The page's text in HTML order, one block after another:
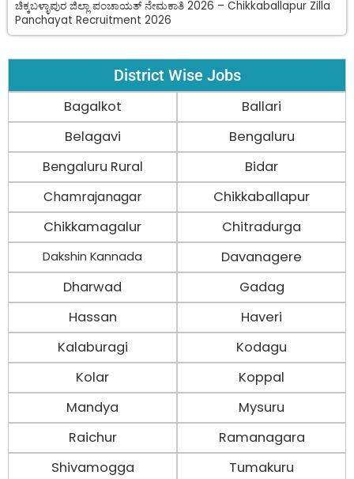
ಚಿಕ್ಕಬಳ್ಳಾಪುರ ಜಿಲ್ಲಾ ಪಂಚಾಯತ್ ನೇಮಕಾತಿ 2026 – Chikkaballapur Zilla
Panchayat Recruitment 2026
District Wise Jobs
Bagalkot
Ballari
Belagavi
Bengaluru
Bengaluru Rural
Bidar
Chamrajanagar
Chikkaballapur
Chikkamagalur
Chitradurga
Dakshin Kannada
Davanagere
Dharwad
Gadag
Hassan
Haveri
Kalaburagi
Kodagu
Kolar
Koppal
Mandya
Mysuru
Raichur
Ramanagara
Shivamogga
Tumakuru